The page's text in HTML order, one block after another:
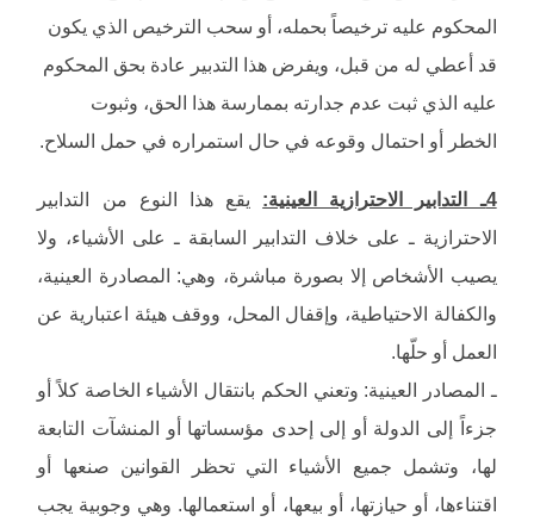
المحكوم عليه ترخيصاً بحمله، أو سحب الترخيص الذي يكون
قد أعطي له من قبل، ويفرض هذا التدبير عادة بحق المحكوم
عليه الذي ثبت عدم جدارته بممارسة هذا الحق، وثبوت
الخطر أو احتمال وقوعه في حال استمراره في حمل السلاح.
4ـ التدابير الاحترازية العينية:
يقع هذا النوع من التدابير
الاحترازية ـ على خلاف التدابير السابقة ـ على الأشياء، ولا
يصيب الأشخاص إلا بصورة مباشرة، وهي: المصادرة العينية،
والكفالة الاحتياطية، وإقفال المحل، ووقف هيئة اعتبارية عن
العمل أو حلّها.
ـ المصادر العينية: وتعني الحكم بانتقال الأشياء الخاصة كلاً أو
جزءاً إلى الدولة أو إلى إحدى مؤسساتها أو المنشآت التابعة
لها، وتشمل جميع الأشياء التي تحظر القوانين صنعها أو
اقتناءها، أو حيازتها، أو بيعها، أو استعمالها. وهي وجوبية يجب